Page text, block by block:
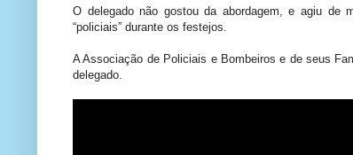
O delegado não gostou da abordagem, e agiu de
“policiais” durante os festejos.
A Associação de Policiais e Bombeiros e de seus
delegado.